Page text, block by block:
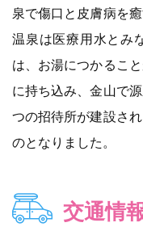
泉で傷口と皮膚病を
温泉は医療用水とみ
は、お湯につかるこ
に持ち込み、金山で
つの招待所が建設さ
のとなりました。
交通情